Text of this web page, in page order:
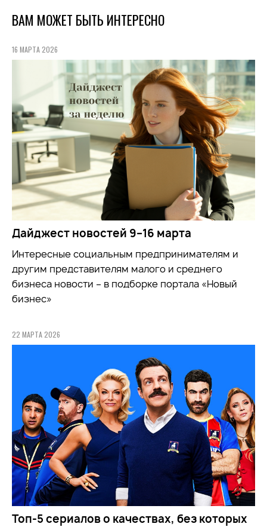
ВАМ МОЖЕТ БЫТЬ ИНТЕРЕСНО
16 МАРТА 2026
Дайджест новостей 9–16 марта
Интересные социальным предпринимателям и
другим представителям малого и среднего
бизнеса новости – в подборке портала «Новый
бизнес»
22 МАРТА 2026
Топ-5 сериалов о качествах, без которых